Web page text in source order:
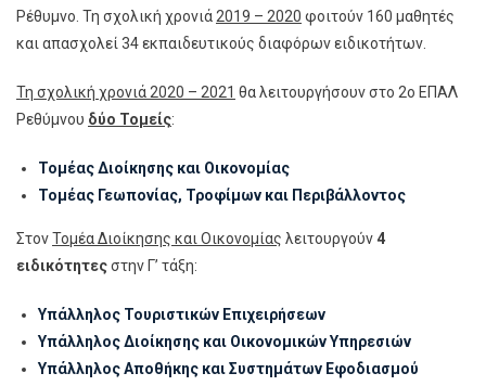
Ρέθυμνο. Τη σχολική χρονιά2019 – 2020 φοιτούν 160 μαθητές
και απασχολεί 34 εκπαιδευτικούς διαφόρων ειδικοτήτων.
Τη σχολική χρονιά 2020 – 2021 θα λειτουργήσουν στο 2ο ΕΠΑΛ
Ρεθύμνου δύο Τομείς:
Τομέας Διοίκησης και Οικονομίας
Τομέας Γεωπονίας, Τροφίμων και Περιβάλλοντος
ΣτονΤομέα Διοίκησης και Οικονομίας λειτουργούν4
ειδικότητεςστην Γ’ τάξη:
Υπάλληλος Τουριστικών Επιχειρήσεων
Υπάλληλος Διοίκησης και Οικονομικών Υπηρεσιών
Υπάλληλος Αποθήκης και Συστημάτων Εφοδιασμού